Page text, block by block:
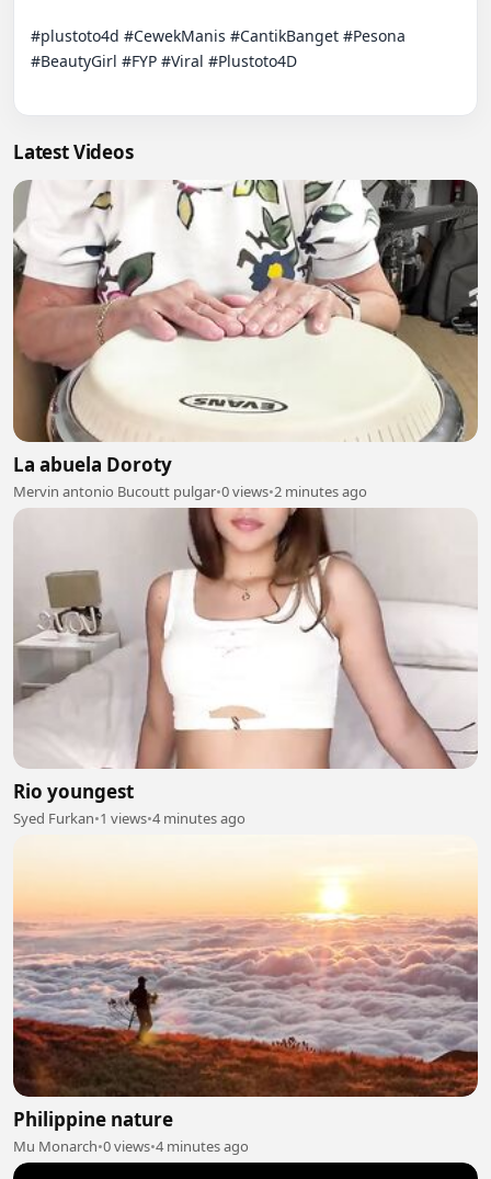
#plustoto4d #CewekManis #CantikBanget #Pesona
#BeautyGirl #FYP #Viral #Plustoto4D
Latest Videos
La abuela Doroty
Mervin antonio Bucoutt pulgar•0 views•2 minutes ago
Rio youngest
Syed Furkan•1 views•4 minutes ago
Philippine nature
Mu Monarch•0 views•4 minutes ago